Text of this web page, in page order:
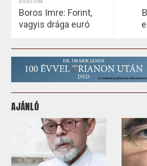
Előző cikk
Boros Imre: Forint,
vagyis drága euró
AJÁNLÓ